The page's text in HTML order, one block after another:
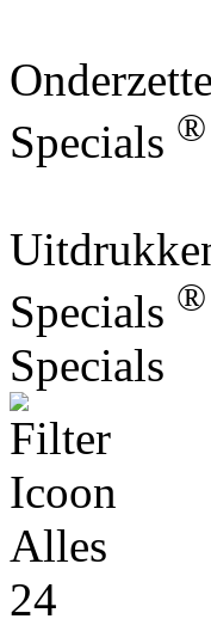
Specials ®
Specials ®
Specials
Alles
24